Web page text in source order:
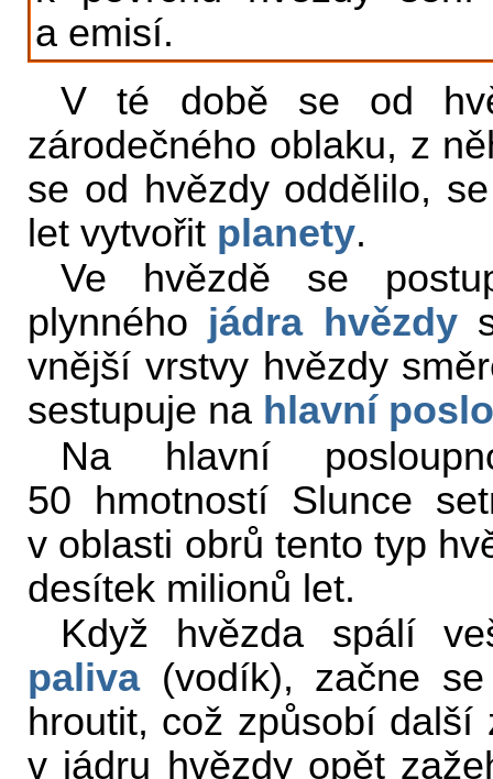
a emisí.
V té době se od
zárodečného oblaku, z
se od hvězdy oddělilo,
let vytvořit planety.
Ve hvězdě se
plynného jádra hvězdy
vnější vrstvy hvězdy
sestupuje na hlavní
Na hlavní
50 hmotností Slunce
v oblasti obrů tento typ
desítek milionů let.
Když hvězda spálí
paliva(vodík), začne se
hroutit, což způsobí další
v jádru hvězdy opět